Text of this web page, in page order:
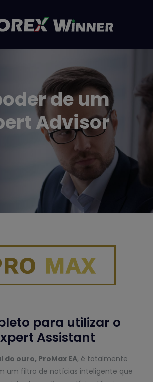
de um
Advisor
para utilizar o
Assistant
ouro, ProMax EA, é totalmente
um filtro de notícias inteligente que